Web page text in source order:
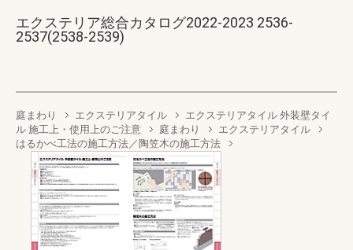
エクステリア総合カタログ2022-2023 2536-
2537(2538-2539)
庭まわり エクステリアタイル
エクステリアタイル 外装壁タイ
ル 施工上・使用上のご注意
庭まわり
エクステリアタイル
はるかべ工法の施工方法／陶笠木の施工方法